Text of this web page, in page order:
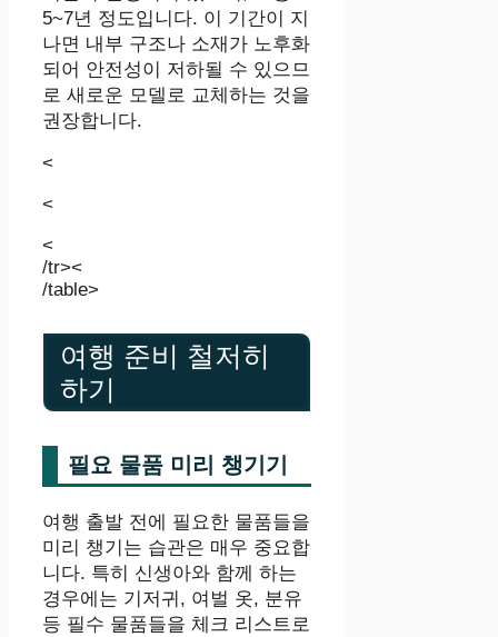
5~7년 정도입니다. 이 기간이 지
나면 내부 구조나 소재가 노후화
되어 안전성이 저하될 수 있으므
로 새로운 모델로 교체하는 것을
권장합니다.
<
<
<
/tr><
/table>
여행 준비 철저히
하기
필요 물품 미리 챙기기
여행 출발 전에 필요한 물품들을
미리 챙기는 습관은 매우 중요합
니다. 특히 신생아와 함께 하는
경우에는 기저귀, 여벌 옷, 분유
등 필수 물품들을 체크 리스트로